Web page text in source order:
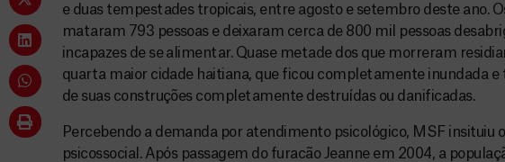
e duas tempestades tropicais, entre agosto e setembro deste ano.
mataram 793 pessoas e deixaram cerca de 800 mil pessoas
incapazes de se alimentar. Quase metade dos que morreram
quarta maior cidade haitiana, que ficou completamente inundada e
de suas construções completamente destruídas ou danificadas.
Percebendo a demanda por atendimento psicológico, MSF insituiu
psicossocial. Após passagem do furacão Jeanne em 2004, a